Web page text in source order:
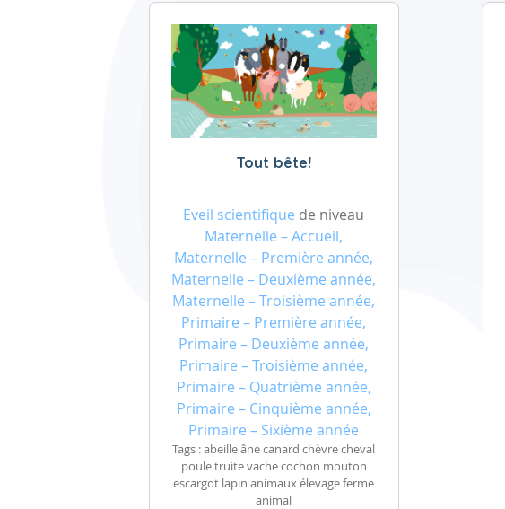
Tout bête!
Eveil scientifique de niveau
Maternelle – Accueil,
Maternelle – Première année,
Maternelle – Deuxième année,
Maternelle – Troisième année,
Primaire – Première année,
Primaire – Deuxième année,
Primaire – Troisième année,
Primaire – Quatrième année,
Primaire – Cinquième année,
Primaire – Sixième année
Tags : abeille âne canard chèvre cheval
poule truite vache cochon mouton
escargot lapin animaux élevage ferme
animal